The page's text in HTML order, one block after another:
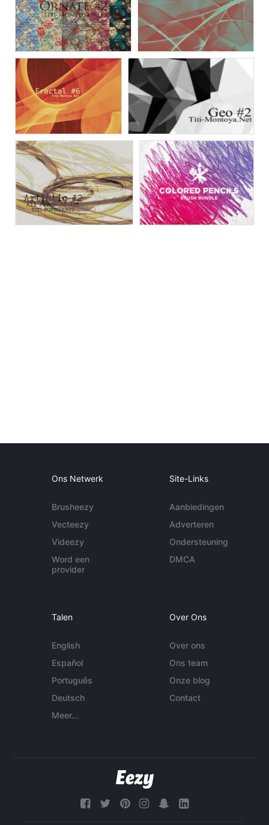
Ons Netwerk
Brusheezy
Vecteezy
Videezy
Word een
provider
Site-Links
Aanbiedingen
Adverteren
Ondersteuning
DMCA
Talen
English
Español
Português
Deutsch
Meer...
Over Ons
Over ons
Ons team
Onze blog
Contact